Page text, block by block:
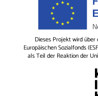
Dieses Projekt wird über
Europäischen Sozialfonds
als Teil der Reaktion der